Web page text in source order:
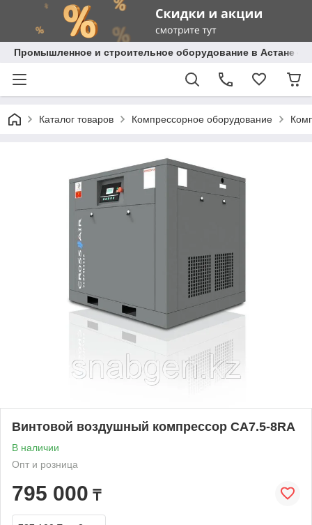
Промышленное и строительное оборудование в Астане с
Каталог товаров Компрессорное оборудование
Винтовой воздушный компрессор CA7.5-8RA
В наличии
Опт и розница
795 000 ₸